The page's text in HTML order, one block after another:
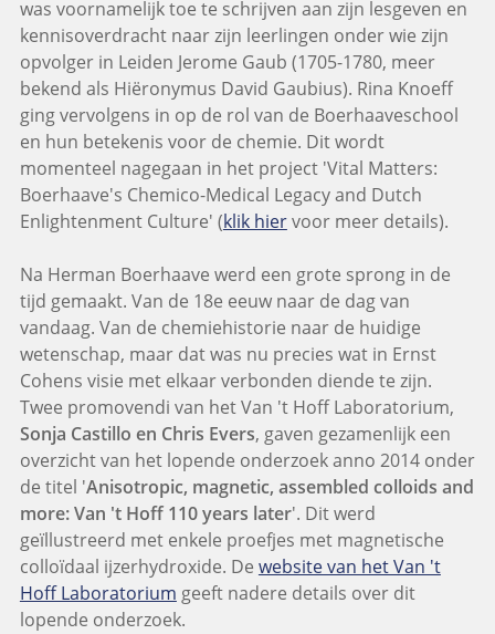
was voornamelijk toe te schrijven aan zijn lesgeven en
kennisoverdracht naar zijn leerlingen onder wie zijn
opvolger in Leiden Jerome Gaub (1705-1780, meer
bekend als Hiëronymus David Gaubius). Rina Knoeff
ging vervolgens in op de rol van de Boerhaaveschool
en hun betekenis voor de chemie. Dit wordt
momenteel nagegaan in het project 'Vital Matters:
Boerhaave's Chemico-Medical Legacy and Dutch
Enlightenment Culture' (klik hiervoor meer details).
Na Herman Boerhaave werd een grote sprong in de
tijd gemaakt. Van de 18e eeuw naar de dag van
vandaag. Van de chemiehistorie naar de huidige
wetenschap, maar dat was nu precies wat in Ernst
Cohens visie met elkaar verbonden diende te zijn.
Twee promovendi van het Van 't Hoff Laboratorium,
Sonja Castillo en Chris Evers, gaven gezamenlijk een
overzicht van het lopende onderzoek anno 2014 onder
de titel 'Anisotropic, magnetic, assembled colloids and
more: Van 't Hoff 110 years later'. Dit werd
geïllustreerd met enkele proefjes met magnetische
colloïdaal ijzerhydroxide. De website van het Van 't
Hoff Laboratorium geeft nadere details over dit
lopende onderzoek.